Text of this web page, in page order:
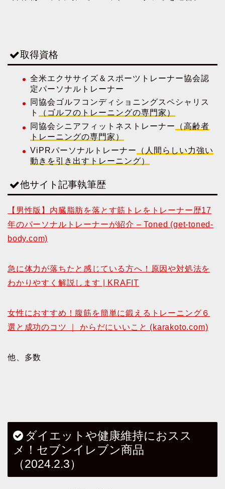
取得資格
全米エクササイズ＆スポーツトレーナー協会認
定パーソナルトレーナー
同協会ゴルフコンディショニングスペシャリス
ト
（ゴルフのトレーニングの専門家）
同協会シニアフィットネストレーナー
（高齢者
トレーニングの専門家）
ViPRパーソナルトレーナー
（人間らしい力強い
動きを引き出すトレーニング）
他サイト記事執筆歴
【男性版】内臓脂肪を落とす筋トレをトレーナー歴17
年のパーソナルトレーナーが紹介 – Toned (get-toned-
body.com)
急に体力が落ちたと感じている方へ！原因や対処法を
わかりやすく解説します | KRAFIT
女性におすすめ！腹筋を簡単に鍛えるトレーニング６
選と成功のコツ ｜ からだにいいこと (karakoto.com)
他、多数
ダイエットや健康維持におスス
メ！セブンイレブン商品
（2024.2.3）